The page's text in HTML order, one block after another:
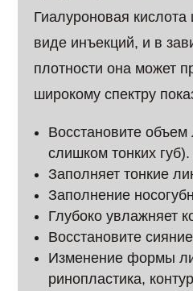
Гиалуроновая кислота
виде инъекций, и в
плотности она может
широкому спектру
Восстановите
слишком тонких губ).
Заполняет тонкие
Заполнение
Глубоко увлажняет
Восстановите
Изменение формы
ринопластика,